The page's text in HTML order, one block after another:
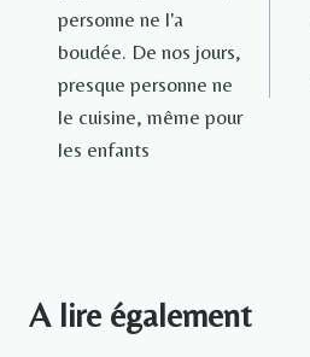
l’article
personne ne l'a
boudée. De nos jours,
presque personne ne
le cuisine, même pour
les enfants
A lire également